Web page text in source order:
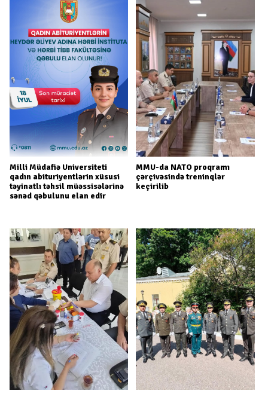
Milli Müdafiə Universiteti
qadın abituriyentlərin xüsusi
təyinatlı təhsil müəssisələrinə
sənəd qəbulunu elan edir
MMU-da NATO proqramı
çərçivəsində treninqlər
keçirilib